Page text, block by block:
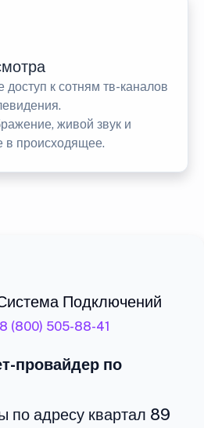
доступ к сотням тв-каналов
живой звук и
в происходящее.
Подключений
8 (800) 505-88-41
провайдер по
по адресу квартал 89